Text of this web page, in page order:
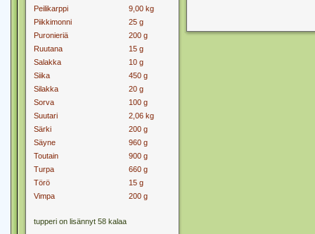
Peilikarppi
9,00 kg
Piikkimonni
25 g
Puronieriä
200 g
Ruutana
15 g
Salakka
10 g
Siika
450 g
Silakka
20 g
Sorva
100 g
Suutari
2,06 kg
Särki
200 g
Säyne
960 g
Toutain
900 g
Turpa
660 g
Törö
15 g
Vimpa
200 g
tupperi on lisännyt 58 kalaa